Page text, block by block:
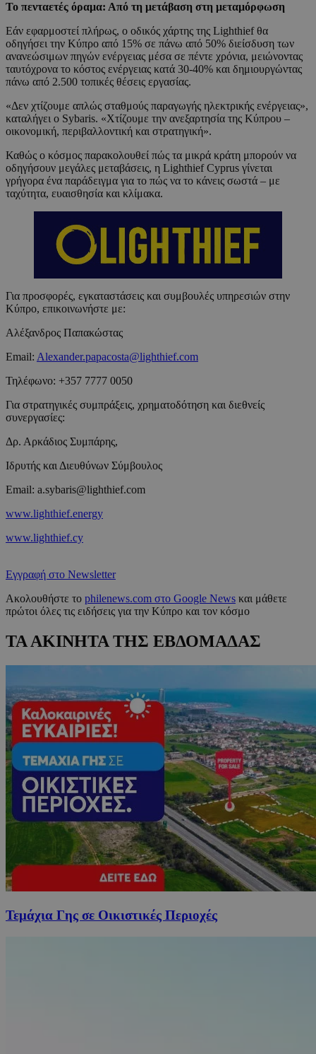
Το πενταετές όραμα: Από τη μετάβαση στη μεταμόρφωση
Εάν εφαρμοστεί πλήρως, ο οδικός χάρτης της Lighthief θα
οδηγήσει την Κύπρο από 15% σε πάνω από 50% διείσδυση των
ανανεώσιμων πηγών ενέργειας μέσα σε πέντε χρόνια, μειώνοντας
ταυτόχρονα το κόστος ενέργειας κατά 30-40% και δημιουργώντας
πάνω από 2.500 τοπικές θέσεις εργασίας.
«Δεν χτίζουμε απλώς σταθμούς παραγωγής ηλεκτρικής ενέργειας»,
καταλήγει ο Sybaris. «Χτίζουμε την ανεξαρτησία της Κύπρου –
οικονομική, περιβαλλοντική και στρατηγική».
Καθώς ο κόσμος παρακολουθεί πώς τα μικρά κράτη μπορούν να
οδηγήσουν μεγάλες μεταβάσεις, η Lighthief Cyprus γίνεται
γρήγορα ένα παράδειγμα για το πώς να το κάνεις σωστά – με
ταχύτητα, ευαισθησία και κλίμακα.
Για προσφορές, εγκαταστάσεις και συμβουλές υπηρεσιών στην
Κύπρο, επικοινωνήστε με:
Αλέξανδρος Παπακώστας
Email: Alexander.papacosta@lighthief.com
Τηλέφωνο: +357 7777 0050
Για στρατηγικές συμπράξεις, χρηματοδότηση και διεθνείς
συνεργασίες:
Δρ. Αρκάδιος Συμπάρης,
Ιδρυτής και Διευθύνων Σύμβουλος
Email: a.sybaris@lighthief.com
www.lighthief.energy
www.lighthief.cy
Εγγραφή στο Newsletter
Ακολουθήστε το philenews.com στο Google News και μάθετε
πρώτοι όλες τις ειδήσεις για την Κύπρο και τον κόσμο
ΤΑ ΑΚΙΝΗΤΑ ΤΗΣ ΕΒΔΟΜΑΔΑΣ
Τεμάχια Γης σε Οικιστικές Περιοχές